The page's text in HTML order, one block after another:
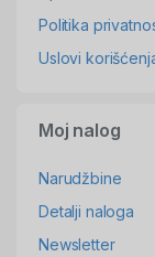
Politika
Uslovi
Moj nalog
Narudžbine
Detalji naloga
Newsletter